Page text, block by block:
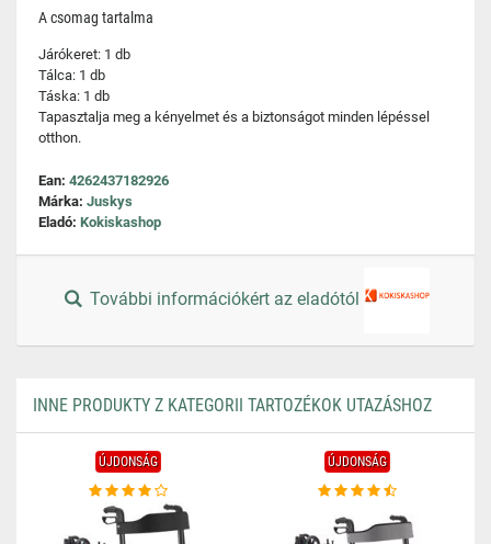
A csomag tartalma
Járókeret: 1 db
Tálca: 1 db
Táska: 1 db
Tapasztalja meg a kényelmet és a biztonságot minden lépéssel
otthon.
Ean: 4262437182926
Márka: Juskys
Eladó: Kokiskashop
További információkért az eladótól
INNE PRODUKTY Z KATEGORII TARTOZÉKOK UTAZÁSHOZ
ÚJDONSÁG ÚJDONSÁG